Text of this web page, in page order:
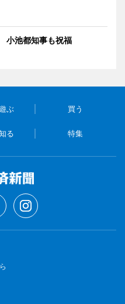
小池都知事も祝福
ぶ 買う
る 特集